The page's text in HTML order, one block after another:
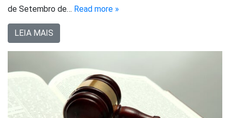
de Setembro de… Read more »
LEIA MAIS